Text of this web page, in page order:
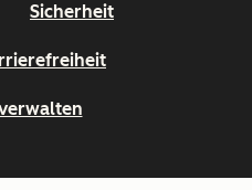
Sicherheit